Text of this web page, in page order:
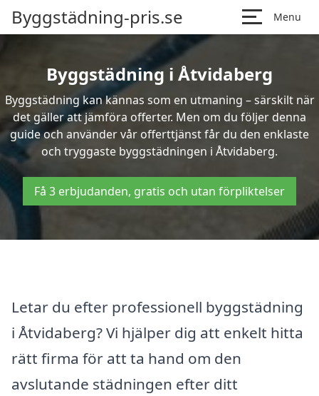
Byggstädning-pris.se Menu
Byggstädning i Åtvidaberg
Byggstädning kan kännas som en utmaning – särskilt när
det gäller att jämföra offerter. Men om du följer denna
guide och använder vår offerttjänst får du den enklaste
och tryggaste byggstädningen i Åtvidaberg.
Få 3 erbjudanden, gratis och utan förpliktelser
Letar du efter professionell byggstädning
i Åtvidaberg? Vi hjälper dig att enkelt hitta
rätt firma för att ta hand om den
avslutande städningen efter ditt